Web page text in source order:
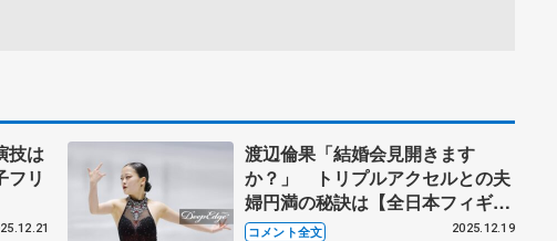
技は
リ
渡辺倫果「結婚会見開きます
か？」 トリプルアクセルとの夫
婦円満の秘訣は【全日本フィギュ
ア女子SP】
コメント全文 2025.12.19